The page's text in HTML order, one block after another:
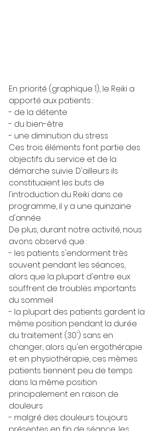
En priorité (graphique 1), le Reiki a
apporté aux patients :
- de la détente
- du bien-être
- une diminution du stress
Ces trois éléments font partie des
objectifs du service et de la
démarche suivie. D'ailleurs ils
constituaient les buts de
l'introduction du Reiki dans ce
programme, il y a une quinzaine
d'année.
De plus, durant notre activité, nous
avons observé que :
- les patients s'endorment très
souvent pendant les séances,
alors que la plupart d'entre eux
souffrent de troubles importants
du sommeil
- la plupart des patients gardent la
même position pendant la durée
du traitement (30') sans en
changer, alors qu'en ergothérapie
et en physiothérapie, ces mêmes
patients tiennent peu de temps
dans la même position
principalement en raison de
douleurs
- malgré des douleurs toujours